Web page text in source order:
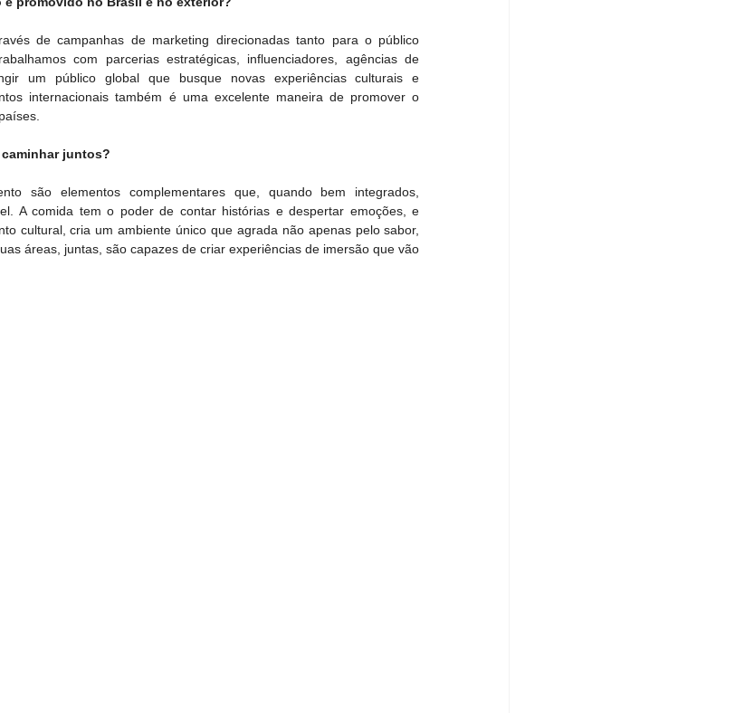
de campanhas de marketing direcionadas tanto para o público
com parcerias estratégicas, influenciadores, agências de
um público global que busque novas experiências culturais e
internacionais também é uma excelente maneira de promover o
juntos?
são elementos complementares que, quando bem integrados,
A comida tem o poder de contar histórias e despertar emoções, e
cultural, cria um ambiente único que agrada não apenas pelo sabor,
áreas, juntas, são capazes de criar experiências de imersão que vão